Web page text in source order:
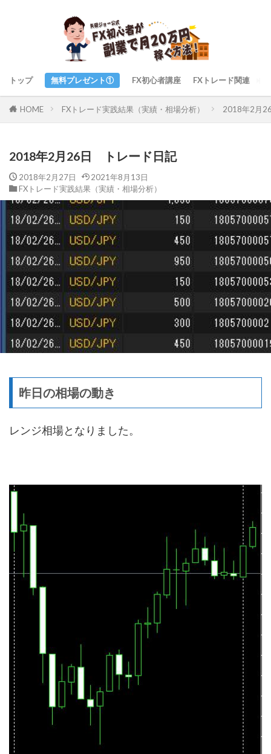
トップ 無料プレゼント① FX初心者講座 FXトレード関連
HOME FXトレード実践結果（実績・相場分析） 2018年2月
2018年2月26日 トレード日記
2018年2月27日
2021年8月13日
FXトレード実践結果（実績・相場分析）
昨日の相場の動き
レンジ相場となりました。